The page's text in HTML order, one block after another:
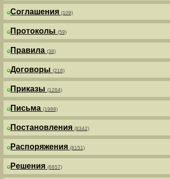
Соглашения (109)
Протоколы (59)
Правила (38)
Договоры (216)
Приказы (1264)
Письма (1988)
Постановления (8342)
Распоряжения (8151)
Решения (6857)